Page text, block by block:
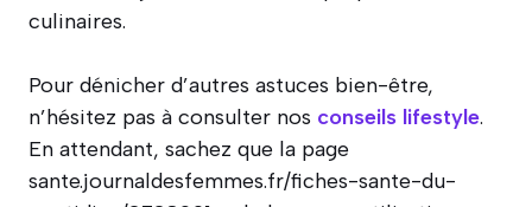
culinaires.
Pour dénicher d’autres astuces bien-être,
n’hésitez pas à consulter nos conseils lifestyle.
En attendant, sachez que la page
sante.journaldesfemmes.fr/fiches-sante-du-